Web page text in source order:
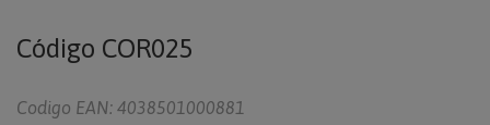
Código COR025
Codigo EAN: 4038501000881